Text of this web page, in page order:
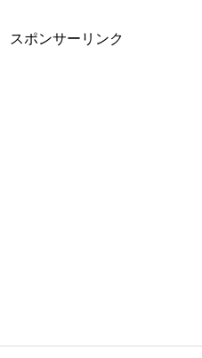
スポンサーリンク